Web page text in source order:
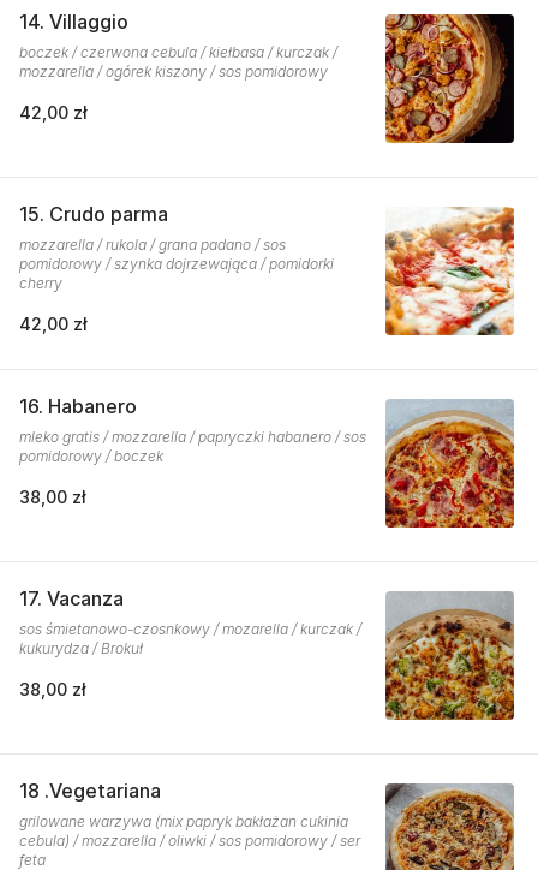
14. Villaggio
boczek / czerwona cebula / kiełbasa / kurczak /
mozzarella / ogórek kiszony / sos pomidorowy
42,00 zł
15. Crudo parma
mozzarella / rukola / grana padano / sos
pomidorowy / szynka dojrzewająca / pomidorki
cherry
42,00 zł
16. Habanero
mleko gratis / mozzarella / papryczki habanero / sos
pomidorowy / boczek
38,00 zł
17. Vacanza
sos śmietanowo-czosnkowy / mozarella / kurczak /
kukurydza / Brokuł
38,00 zł
18 .Vegetariana
grilowane warzywa (mix papryk bakłażan cukinia
cebula) / mozzarella / oliwki / sos pomidorowy / ser
feta